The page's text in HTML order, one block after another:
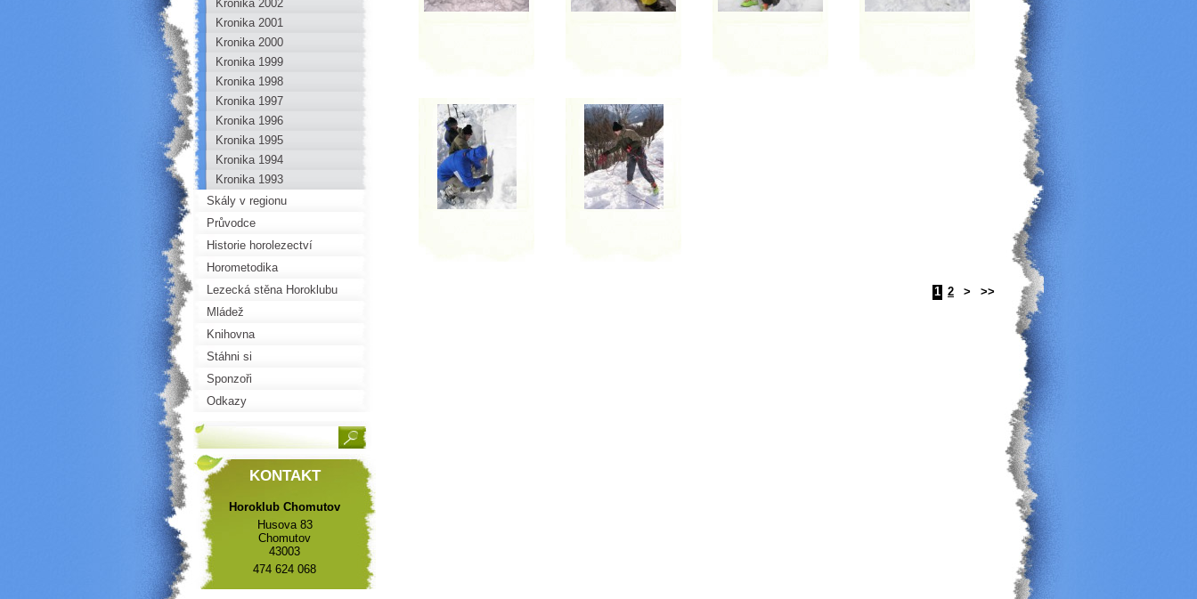
1 2 > >>
Kronika 2002
Kronika 2001
Kronika 2000
Kronika 1999
Kronika 1998
Kronika 1997
Kronika 1996
Kronika 1995
Kronika 1994
Kronika 1993
Skály v regionu
Průvodce
Historie horolezectví
Horometodika
Lezecká stěna Horoklubu
Mládež
Knihovna
Stáhni si
Sponzoři
Odkazy
KONTAKT
Horoklub Chomutov
Husova 83
Chomutov
43003
474 624 068